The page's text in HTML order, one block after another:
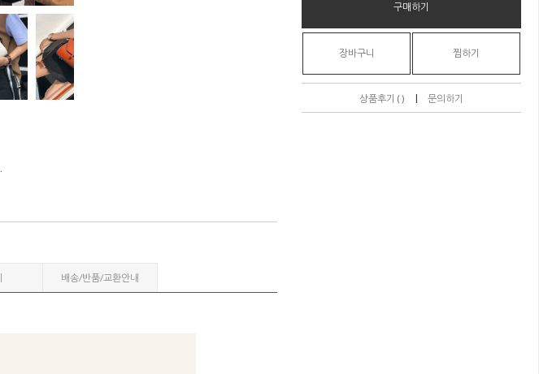
배송/반품/교환안내
구매하기
장바구니 찜하기
상품후기 ( ) | 문의하기